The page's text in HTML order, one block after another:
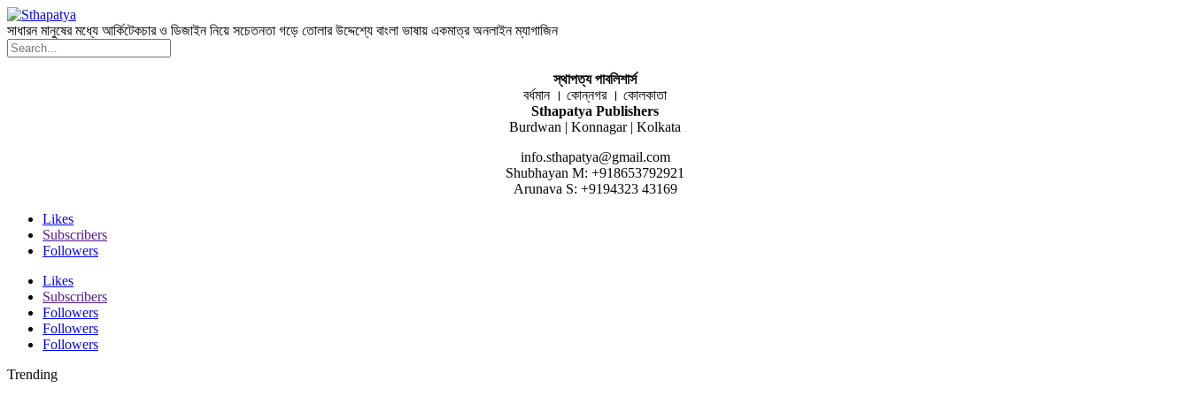
সাধারন মানুষের মধ্যে আর্কিটেকচার ও ডিজাইন নিয়ে সচেতনতা গড়ে তোলার উদ্দেশ্যে বাংলা ভাষায় একমাত্র অনলাইন ম্যাগাজিন
স্থাপত্য পাবলিশার্স
বর্ধমান । কোন্নগর । কোলকাতা
Sthapatya Publishers
Burdwan | Konnagar | Kolkata
info.sthapatya@gmail.com
Shubhayan M: +918653792921
Arunava S: +9194323 43169
Likes
Subscribers
Followers
Likes
Subscribers
Followers
Followers
Followers
Trending